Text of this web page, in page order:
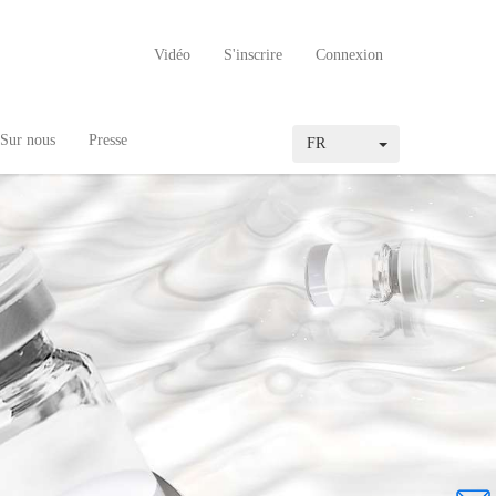
Vidéo S'inscrire Connexion
Sur nous Presse FR